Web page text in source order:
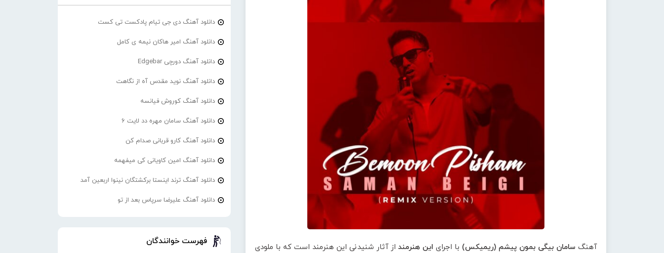
آهنگ سامان بیگی بمون پیشم (ریمیکس) با اجرای این هنرمند از آثار شنیدنی این هنرمند است که با ملودی
دانلود آهنگ دی جی تیام پادکست تی کست
دانلود آهنگ امیر هاکان نیمه ی کامل
دانلود آهنگ دورچی Edgebar
دانلود آهنگ نوید مقدس آه از نگاهت
دانلود آهنگ کوروش فیانسه
دانلود آهنگ سامان مهره دد لایت 6
دانلود آهنگ کارو قربانی صدام کن
دانلود آهنگ امین کاویانی کی میفهمه
دانلود آهنگ ترند اینستا برکشتگان نینوا اربعین آمد
دانلود آهنگ علیرضا سرپاس بعد از تو
فهرست خوانندگان